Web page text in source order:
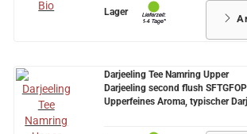
Lager
Darjeeling Tee Namring Upper
Darjeeling second flush
Upperfeines Aroma, typischer